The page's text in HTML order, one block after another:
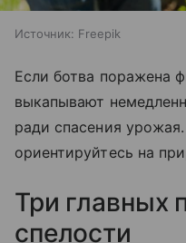
Источник: Freepik
Если ботва поражена
выкапывают
ради спасения
ориентируйтесь на
Три главных
спелости